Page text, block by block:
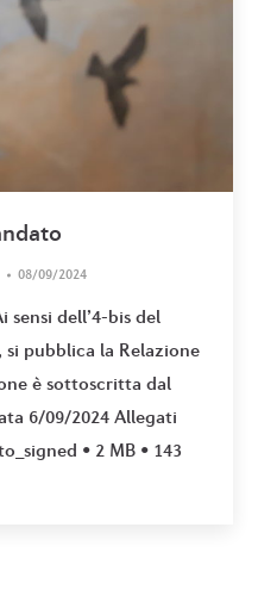
08/09/2024
sensi dell’4-bis del
si pubblica la Relazione
è sottoscritta dal
6/09/2024 Allegati
• 2 MB • 143